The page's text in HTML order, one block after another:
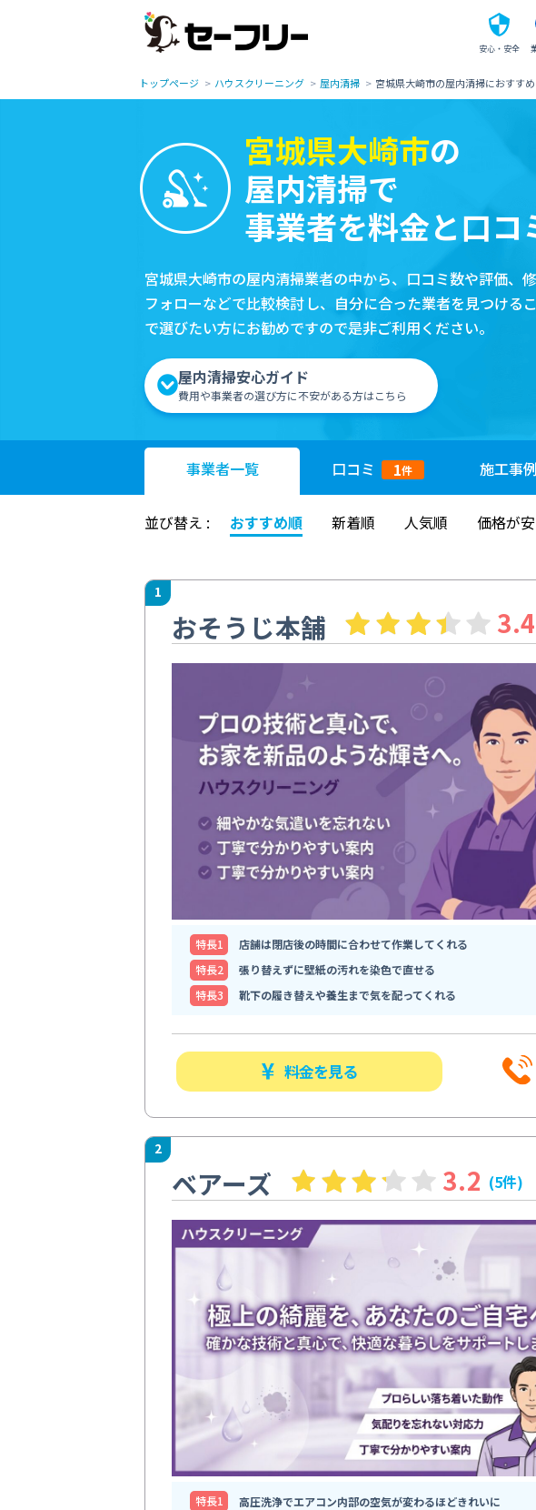
安心・安全
トップページ ハウスクリーニング 屋内清掃 宮城県大崎市の屋内清掃におすす
宮城県大崎市の
屋内清掃で
事業者を料金と口コ
宮城県大崎市の屋内清掃業者の中から、口コミ数や評価、
フォローなどで比較検討し、自分に合った業者を見つける
で選びたい方にお勧めですので是非ご利用ください。
屋内清掃安心ガイド
費用や事業者の選び方に不安がある方はこちら
事業者一覧 口コミ 1件 施工事例
並び替え : おすすめ順 新着順 人気順 価格が
1
おそうじ本舗 3.4
特⻑1
店舗は閉店後の時間に合わせて作業してくれる
特⻑2
張り替えずに壁紙の汚れを染色で直せる
特⻑3
靴下の履き替えや養生まで気を配ってくれる
料金を見る
2
ベアーズ 3.2 (5件)
特⻑1
高圧洗浄でエアコン内部の空気が変わるほどきれいに